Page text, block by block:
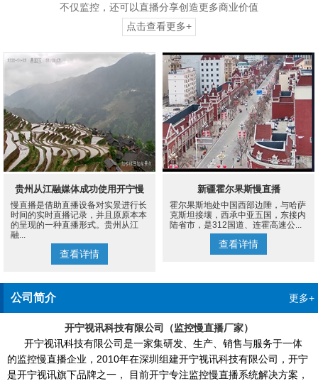
不仅监控，还可以直播分享创造更多商业价值
点击查看更多+
贵州从江融媒体成功使用开宁慢
直播设备案例
慢直播是借助直播设备对实景进行长
时间的实时直播记录，并且原原本本
的呈现的一种直播形式。贵州从江
融...
查看详情
新疆霍尔果斯慢直播
霍尔果斯地处中国西部边陲，与哈萨
克斯坦接壤，西承中亚五国，东接内
陆省市，是312国道、连霍高速公...
查看详情
公司简介 更多+
开宁视讯科技有限公司（监控慢直播厂家）
开宁视讯科技有限公司是一家集研发、生产、销售与服务于一体
的监控慢直播企业，2010年在深圳组建开宁视讯科技有限公司，开宁
是开宁视讯旗下品牌之一， 目前开宁专注监控慢直播系统解决方案，